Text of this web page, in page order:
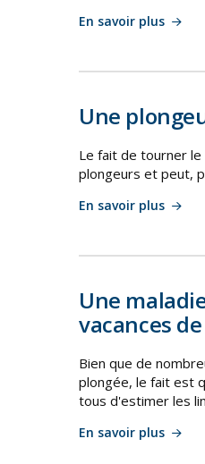
En savoir plus
Une
Le fait de tourner
plongeurs et peut,
En savoir plus
Une
vacances
Bien que de
plongée, le fait est
tous d'estimer les
En savoir plus